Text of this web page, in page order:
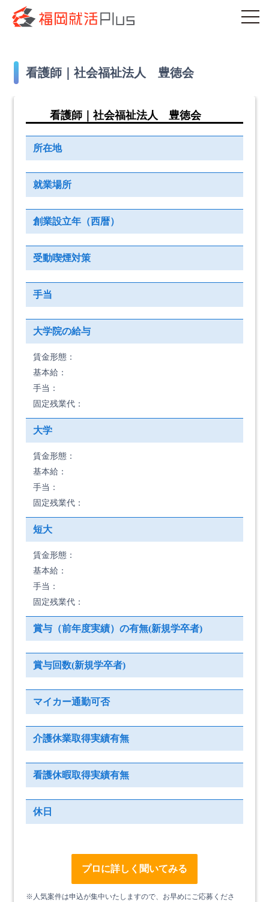
看護師｜社会福祉法人 豊徳会
看護師｜社会福祉法人 豊徳会
所在地
就業場所
創業設立年（西暦）
受動喫煙対策
手当
大学院の給与
賃金形態：
基本給：
手当：
固定残業代：
大学
賃金形態：
基本給：
手当：
固定残業代：
短大
賃金形態：
基本給：
手当：
固定残業代：
賞与（前年度実績）の有無(新規学卒者)
賞与回数(新規学卒者)
マイカー通勤可否
介護休業取得実績有無
看護休暇取得実績有無
休日
プロに詳しく聞いてみる
※人気案件は申込が集中いたしますので、お早めにご応募くださ